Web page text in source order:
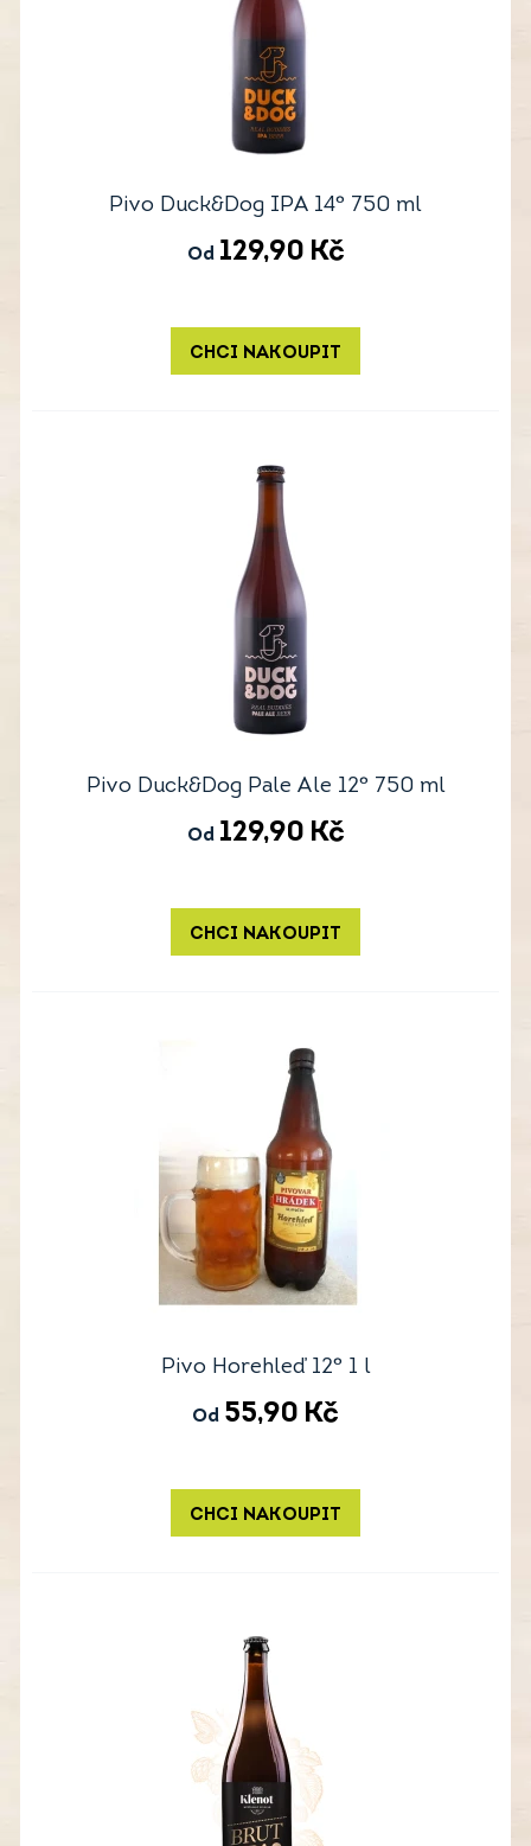
Pivo Duck&Dog IPA 14° 750 ml
Od 129,90 Kč
CHCI NAKOUPIT
Pivo Duck&Dog Pale Ale 12° 750 ml
Od 129,90 Kč
CHCI NAKOUPIT
Pivo Horehleď 12° 1 l
Od 55,90 Kč
CHCI NAKOUPIT